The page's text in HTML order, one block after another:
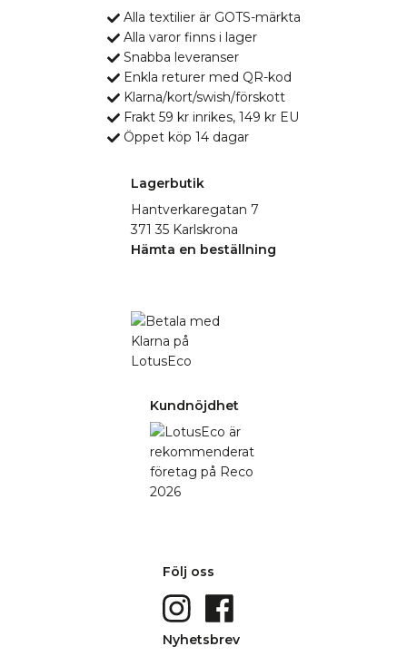
Alla textilier är GOTS-märkta
Alla varor finns i lager
Snabba leveranser
Enkla returer med QR-kod
Klarna/kort/swish/förskott
Frakt 59 kr inrikes, 149 kr EU
Öppet köp 14 dagar
Lagerbutik
Hantverkaregatan 7
371 35 Karlskrona
Hämta en beställning
Kundnöjdhet
Följ oss
Nyhetsbrev